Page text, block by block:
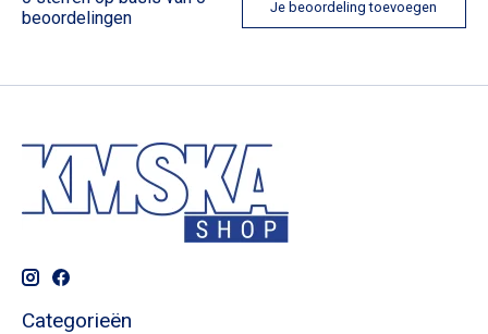
beoordelingen
Je beoordeling toevoegen
Categorieën